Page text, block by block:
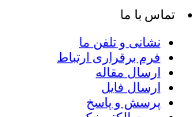
تماس با ما
نشانی و تلفن ما
فرم برقراری ارتباط
ارسال مقاله
ارسال فایل
پرسش و پاسخ